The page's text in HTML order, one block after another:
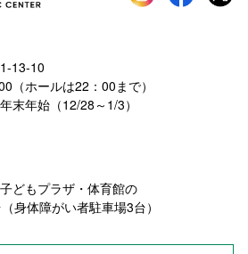
13-10
（ホールは22：00まで）
末年始（12/28～1/3）
どもプラザ・体育館の
身体障がい者駐車場3台）